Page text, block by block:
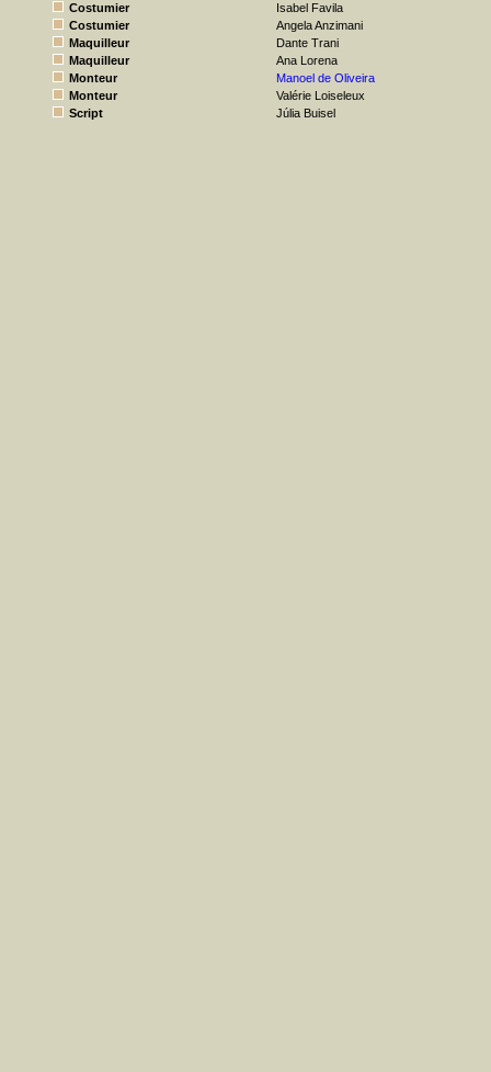
Costumier
Isabel Favila
Costumier
Angela Anzimani
Maquilleur
Dante Trani
Maquilleur
Ana Lorena
Monteur
Manoel de Oliveira
Monteur
Valérie Loiseleux
Script
Júlia Buisel